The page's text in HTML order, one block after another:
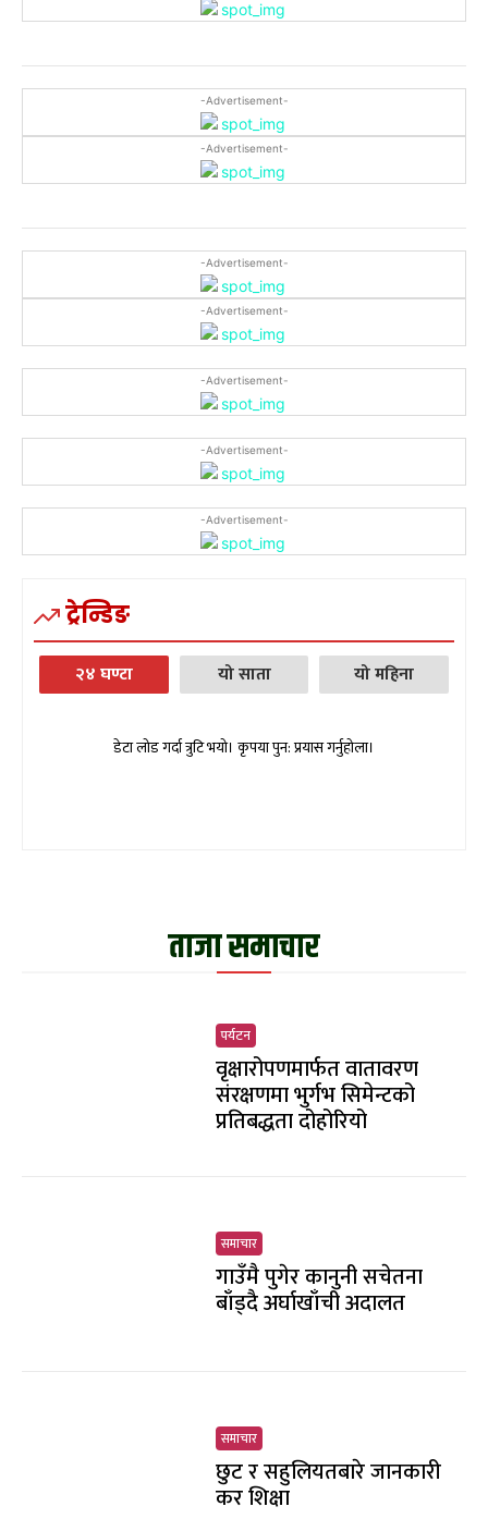
-Advertisement-
-Advertisement-
-Advertisement-
-Advertisement-
-Advertisement-
-Advertisement-
-Advertisement-
ट्रेन्डिङ
२४ घण्टा यो साता यो महिना
डेटा लोड गर्दा त्रुटि भयो। कृपया पुन: प्रयास गर्नुहोला।
ताजा समाचार
पर्यटन
वृक्षारोपणमार्फत वातावरण
संरक्षणमा भुर्गभ सिमेन्टको
प्रतिबद्धता दोहोरियो
समाचार
गाउँमै पुगेर कानुनी सचेतना
बाँड्दै अर्घाखाँची अदालत
समाचार
छुट र सहुलियतबारे जानकारी
कर शिक्षा